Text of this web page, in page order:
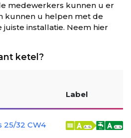
medewerkers kunnen u er
kunnen u helpen met de
installatie. Neem hier
ketel?
Label
25/32 CW4